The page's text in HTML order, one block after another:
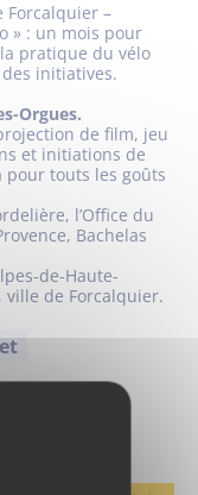
Forcalquier –
» : un mois pour
pratique du vélo
initiatives.
Orgues.
de film, jeu
et initiations de
pour touts les goûts
l’Office du
Bachelas
de-Haute-
ville de Forcalquier.